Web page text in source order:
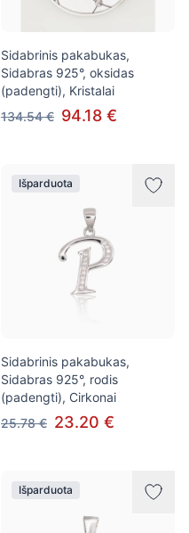
Sidabrinis pakabukas,
Sidabras 925°, oksidas
(padengti), Kristalai
134.54 € 94.18 €
Išparduota
Sidabrinis pakabukas,
Sidabras 925°, rodis
(padengti), Cirkonai
25.78 € 23.20 €
Išparduota